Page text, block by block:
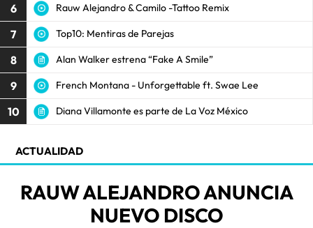
6 Rauw Alejandro & Camilo -Tattoo Remix
7 Top10: Mentiras de Parejas
8 Alan Walker estrena “Fake A Smile”
9 French Montana - Unforgettable ft. Swae Lee
10 Diana Villamonte es parte de La Voz México
ACTUALIDAD
RAUW ALEJANDRO ANUNCIA
NUEVO DISCO